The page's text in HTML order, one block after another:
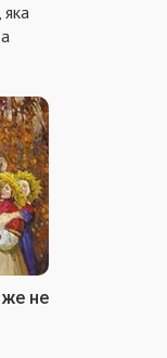
не